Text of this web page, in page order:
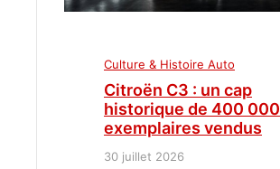
Culture & Histoire Auto
Citroën C3 : un cap
historique de 400 000
exemplaires vendus
30 juillet 2026